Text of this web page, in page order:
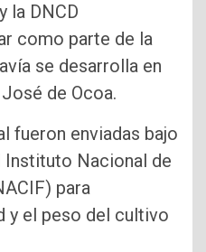
la DNCD
como parte de la
se desarrolla en
de Ocoa.
fueron enviadas bajo
Instituto Nacional de
para
y el peso del cultivo